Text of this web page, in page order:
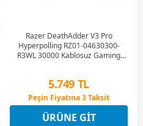
Razer DeathAdder V3 Pro
Hyperpolling RZ01-04630300-
R3WL 30000 Kablosuz Gaming
5.749 TL
Peşin Fiyatına 3 Taksit
12 Ay x 676 TL taksitle
Peşin Fiyatına 3 Taksit
ÜRÜNE GIT